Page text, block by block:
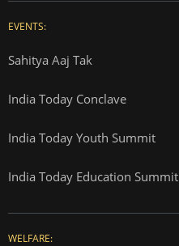
EVENTS:
Sahitya Aaj Tak
India Today Conclave
India Today Youth Summit
India Today Education Summit
WELFARE: